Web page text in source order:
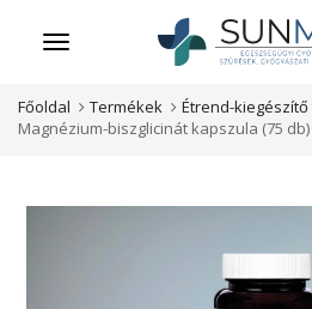
Menü
Főoldal Termékek
Étrend-
Magnézium-biszglicinát kapszula (75 db)